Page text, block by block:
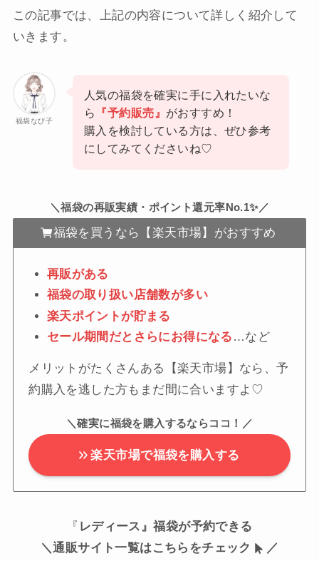
この記事では、上記の内容について詳しく紹介して
いきます。
福袋なび子
人気の福袋を確実に手に入れたいな
ら
『予約販売』 がおすすめ！
購入を検討している方は、ぜひ参考
にしてみてくださいね♡
＼福袋の再販実績・ポイント還元率No.1✨／
福袋を買うなら【楽天市場】がおすすめ
再販がある
福袋の取り扱い店舗数が多い
楽天ポイントが貯まる
セール期間だとさらにお得になる …など
メリットがたくさんある【楽天市場】なら、予
約購入を逃した方もまだ間に合いますよ♡
＼確実に福袋を購入するならココ！／
楽天市場で福袋を購入する
『 レディース』福袋が予約できる
＼通販サイト一覧はこちらをチェック
／